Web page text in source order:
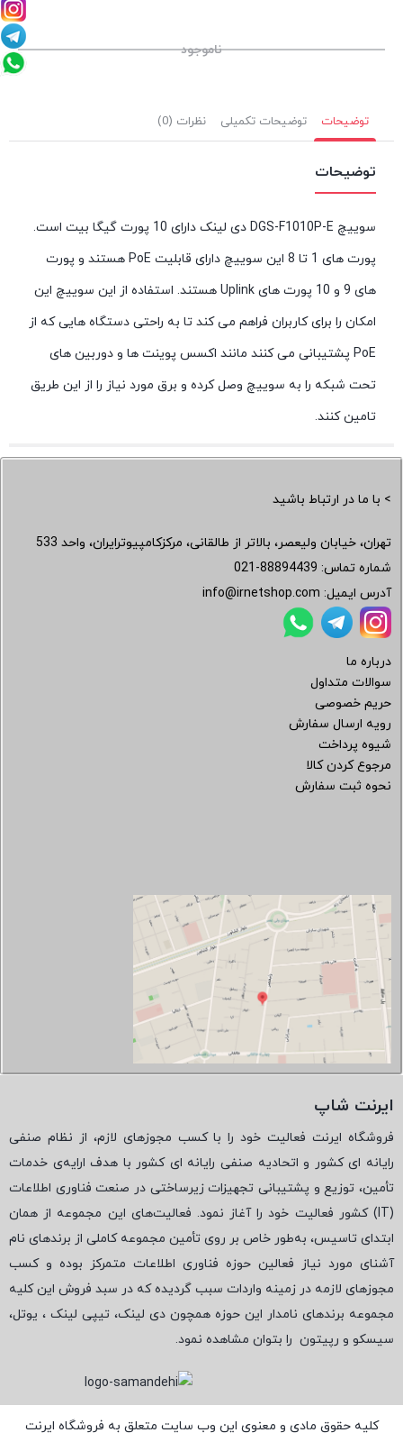
ناموجود
توضیحات توضیحات تکمیلی نظرات (0)
توضیحات
سوییچ DGS-F1010P-E دی لینک دارای 10 پورت گیگا بیت است.
پورت های 1 تا 8 این سوییچ دارای قابلیت PoE هستند و پورت
های 9 و 10 پورت های Uplink هستند. استفاده از این سوییچ این
امکان را برای کاربران فراهم می کند تا به راحتی دستگاه هایی که از
PoE پشتیبانی می کنند مانند اکسس پوینت ها و دوربین های
تحت شبکه را به سوییچ وصل کرده و برق مورد نیاز را از این طریق
تامین کنند.
> با ما در ارتباط باشید
تهران، خیابان ولیعصر، بالاتر از طالقانی، مرکزکامپیوترایران، واحد 533
شماره تماس: 021-88894439
آدرس ایمیل: info@irnetshop.com
درباره ما
سوالات متداول
حریم خصوصی
رویه ارسال سفارش
شیوه پرداخت
مرجوع کردن کالا
نحوه ثبت سفارش
ایرنت شاپ
فروشگاه ایرنت فعالیت خود را با کسب مجوزهای لازم، از نظام صنفی
رایانه ای کشور و اتحادیه صنفی رایانه ای کشور با هدف ارایه‌ی خدمات
تأمین، توزیع و پشتیبانی تجهیزات زیرساختی در صنعت فناوری اطلاعات
(
IT) کشور فعالیت خود را آغاز نمود. فعالیت‌های این مجموعه از همان
ابتدای تاسیس، به‌طور خاص بر روی تأمین مجموعه کاملی از برندهای نام
آشنای مورد نیاز فعالین حوزه فناوری اطلاعات متمرکز بوده و کسب
مجوزهای لازمه در زمینه واردات سبب گردیده که در سبد فروش این کلیه
مجموعه برندهای نامدار این حوزه همچون دی لینک، تیپی لینک ، یوتل،
سیسکو و رپیتون را بتوان مشاهده نمود.
کلیه حقوق مادی و معنوی این وب سایت متعلق به فروشگاه ایرنت